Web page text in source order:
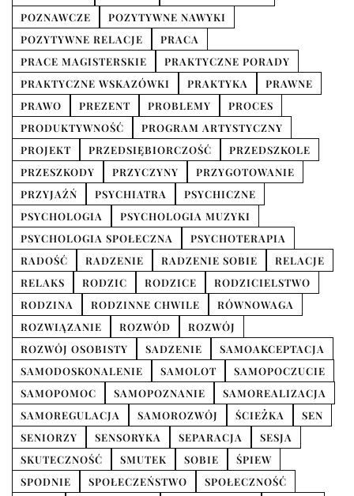
POZNAWCZE
POZYTYWNE NAWYKI
POZYTYWNE RELACJE
PRACA
PRACE MAGISTERSKIE
PRAKTYCZNE PORADY
PRAKTYCZNE WSKAZÓWKI
PRAKTYKA
PRAWNE
PRAWO
PREZENT PROBLEMY
PROCES
PRODUKTYWNOŚĆ
PROGRAM ARTYSTYCZNY
PROJEKT
PRZEDSIĘBIORCZOŚĆ
PRZEDSZKOLE
PRZESZKODY
PRZYCZYNY
PRZYGOTOWANIE
PRZYJAŹŃ
PSYCHIATRA
PSYCHICZNE
PSYCHOLOGIA
PSYCHOLOGIA MUZYKI
PSYCHOLOGIA SPOŁECZNA
PSYCHOTERAPIA
RADOŚĆ
RADZENIE RADZENIE SOBIE
RELACJE
RELAKS
RODZIC RODZICE
RODZICIELSTWO
RODZINA
RODZINNE CHWILE
RÓWNOWAGA
ROZWIĄZANIE
ROZWÓD
ROZWÓJ
ROZWÓJ OSOBISTY
SADZENIE
SAMOAKCEPTACJA
SAMODOSKONALENIE
SAMOLOT
SAMOPOCZUCIE
SAMOPOMOC
SAMOPOZNANIE
SAMOREALIZACJA
SAMOREGULACJA
SAMOROZWÓJ ŚCIEŻKA
SEN
SENIORZY
SENSORYKA SEPARACJA
SESJA
SKUTECZNOŚĆ
SMUTEK SOBIE
ŚPIEW
SPODNIE
SPOŁECZEŃSTWO
SPOŁECZNOŚĆ